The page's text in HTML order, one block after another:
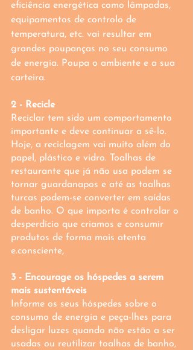
eficiência energética como lâmpadas,
equipamentos de controlo de
temperatura, etc. vai resultar em
grandes poupanças no seu consumo
de energia. Poupa o ambiente e a sua
carteira.
2 - Recicle
Reciclar tem sido um comportamento
importante e deve continuar a sê-lo.
Hoje, a reciclagem vai muito além do
papel, plástico e vidro. Toalhas de
restaurante que já não usa podem se
tornar guardanapos e até as toalhas
turcas podem-se converter em saídas
de banho. O que importa é controlar o
desperdício que criamos e consumir
produtos de forma mais atenta
e.consciente,
3 - Encourage os hóspedes a serem
mais sustentáveis
Informe os seus hóspedes sobre o
consumo de energia e peça-lhes para
desligar luzes quando não estão a ser
usadas ou reutilizar toalhas de banho,